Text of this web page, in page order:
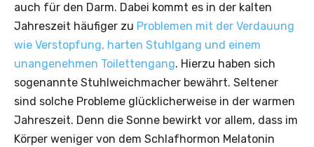
auch für den Darm. Dabei kommt es in der kalten
Jahreszeit häufiger zu Problemen mit der Verdauung
wie Verstopfung, harten Stuhlgang und einem
unangenehmen Toilettengang. Hierzu haben sich
sogenannte Stuhlweichmacher bewährt. Seltener
sind solche Probleme glücklicherweise in der warmen
Jahreszeit. Denn die Sonne bewirkt vor allem, dass im
Körper weniger von dem Schlafhormon Melatonin